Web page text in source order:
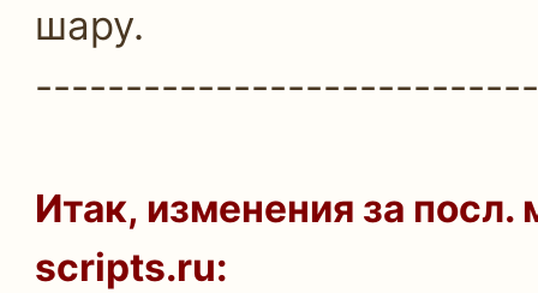
шару.
Итак, изменения за
scripts.ru: